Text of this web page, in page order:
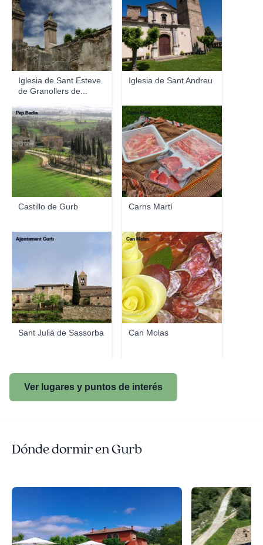
Iglesia de Sant Esteve
de Granollers de...
Iglesia de Sant Andreu
Castillo de Gurb
Pep Badia
Carns Martí
Carns Martí
Sant Julià de Sassorba
Ajuntament Gurb
Can Molas
Can Molas
Ver lugares y puntos de interés
Dónde dormir en Gurb